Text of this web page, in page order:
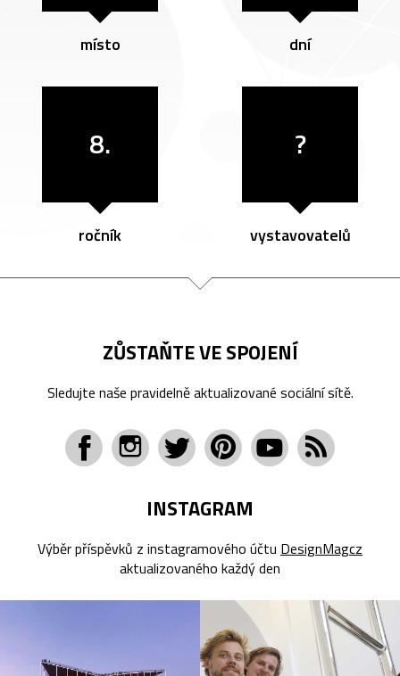
místo dní
8.
ročník
?
vystavovatelů
ZŮSTAŇTE VE SPOJENÍ
Sledujte naše pravidelně aktualizované sociální sítě.
INSTAGRAM
Výběr příspěvků z instagramového účtu DesignMagcz
aktualizovaného každý den